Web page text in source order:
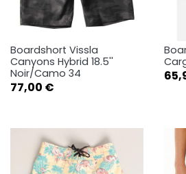
Boardshort Vissla
Canyons Hybrid 18.5''
Noir/Camo 34
Prix
77,00 €
Prix